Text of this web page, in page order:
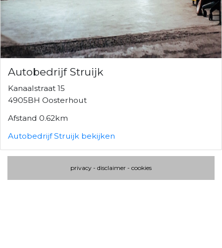
Autobedrijf Struijk
Kanaalstraat 15
4905BH Oosterhout
Afstand 0.62km
Autobedrijf Struijk bekijken
privacy - disclaimer - cookies